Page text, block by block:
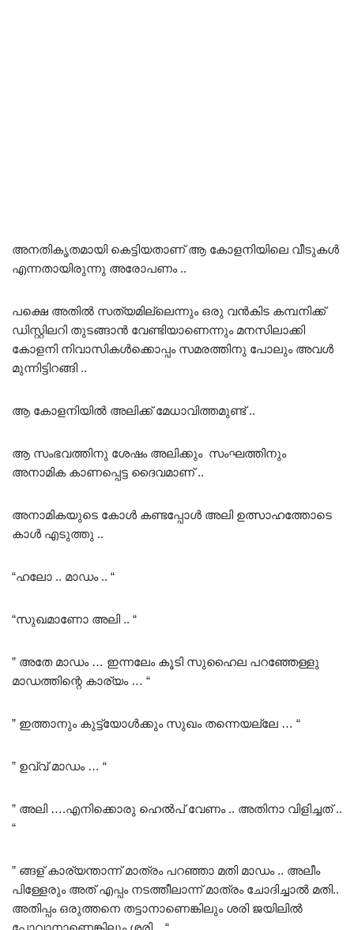
അനതികൃതമായി കെട്ടിയതാണ് ആ കോളനിയിലെ വീടുകൾ
എന്നതായിരുന്നു അരോപണം ..
പക്ഷെ അതിൽ സത്യമില്ലെന്നും ഒരു വൻകിട കമ്പനിക്ക്
ഡിസ്റ്റിലറി തുടങ്ങാൻ വേണ്ടിയാണെന്നും മനസിലാക്കി
കോളനി നിവാസികൾക്കൊപ്പം സമരത്തിനു പോലും അവൾ
മുന്നിട്ടിറങ്ങി ..
ആ കോളനിയിൽ അലിക്ക് മേധാവിത്തമുണ്ട് ..
ആ സംഭവത്തിനു ശേഷം അലിക്കും സംഘത്തിനും
അനാമിക കാണപ്പെട്ട ദൈവമാണ് ..
അനാമികയുടെ കോൾ കണ്ടപ്പോൾ അലി ഉത്സാഹത്തോടെ
കാൾ എടുത്തു ..
“ഹലോ .. മാഡം .. “
“സുഖമാണോ അലി .. “
” അതേ മാഡം … ഇന്നലേം കൂടി സുഹൈല പറഞ്ഞേള്ളു
മാഡത്തിന്റെ കാര്യം … “
” ഇത്താനും കുട്ട്യോൾക്കും സുഖം തന്നെയല്ലേ … “
” ഉവ്വ് മാഡം … “
” അലി ….എനിക്കൊരു ഹെൽപ് വേണം .. അതിനാ വിളിച്ചത് ..
“
” ങ്ങള് കാര്യന്താന്ന് മാത്രം പറഞ്ഞാ മതി മാഡം .. അലീം
പിള്ളേരും അത് എപ്പം നടത്തീലാന്ന് മാത്രം ചോദിച്ചാൽ മതി..
അതിപ്പം ഒരുത്തനെ തട്ടാനാണെങ്കിലും ശരി ജയിലിൽ